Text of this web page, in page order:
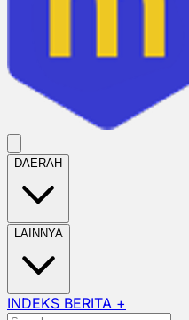
DAERAH
LAINNYA
INDEKS BERITA +